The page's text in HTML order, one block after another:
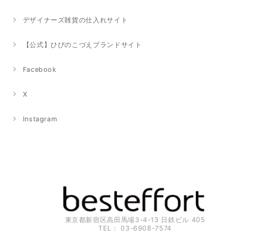
デザイナーズ雑貨の仕入れサイト
【公式】ひびのこづえブランドサイト
Facebook
X
Instagram
東京都新宿区高田馬場3-4-13 日鉄ビル 405
TEL： 03-6908-7574